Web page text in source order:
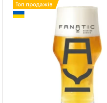
Топ продажів